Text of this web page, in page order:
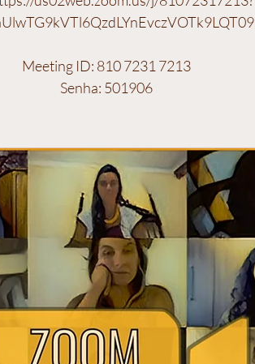
​Meeting ID: 810 7231 7213
Senha: 501906